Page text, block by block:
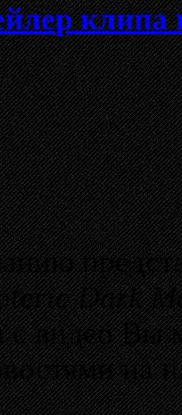
Dark
с видео
на